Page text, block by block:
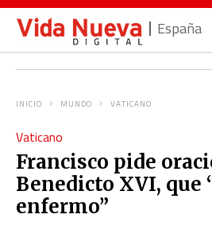
España
INICIO MUNDO VATICANO
Vaticano
Francisco pide
Benedicto XVI, que
enfermo”